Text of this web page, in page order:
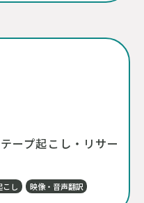
ープ起こし・リサー
こし 映像・音声翻訳